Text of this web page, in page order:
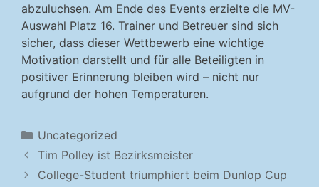
abzuluchsen. Am Ende des Events erzielte die MV-
Auswahl Platz 16. Trainer und Betreuer sind sich
sicher, dass dieser Wettbewerb eine wichtige
Motivation darstellt und für alle Beteiligten in
positiver Erinnerung bleiben wird – nicht nur
aufgrund der hohen Temperaturen.
Kategorien
Uncategorized
Tim Polley ist Bezirksmeister
College-Student triumphiert beim Dunlop Cup